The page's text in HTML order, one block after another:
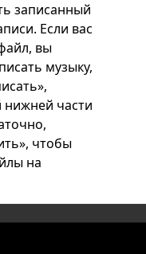
записанный
Если вас
вы
музыку,
части
чтобы
на